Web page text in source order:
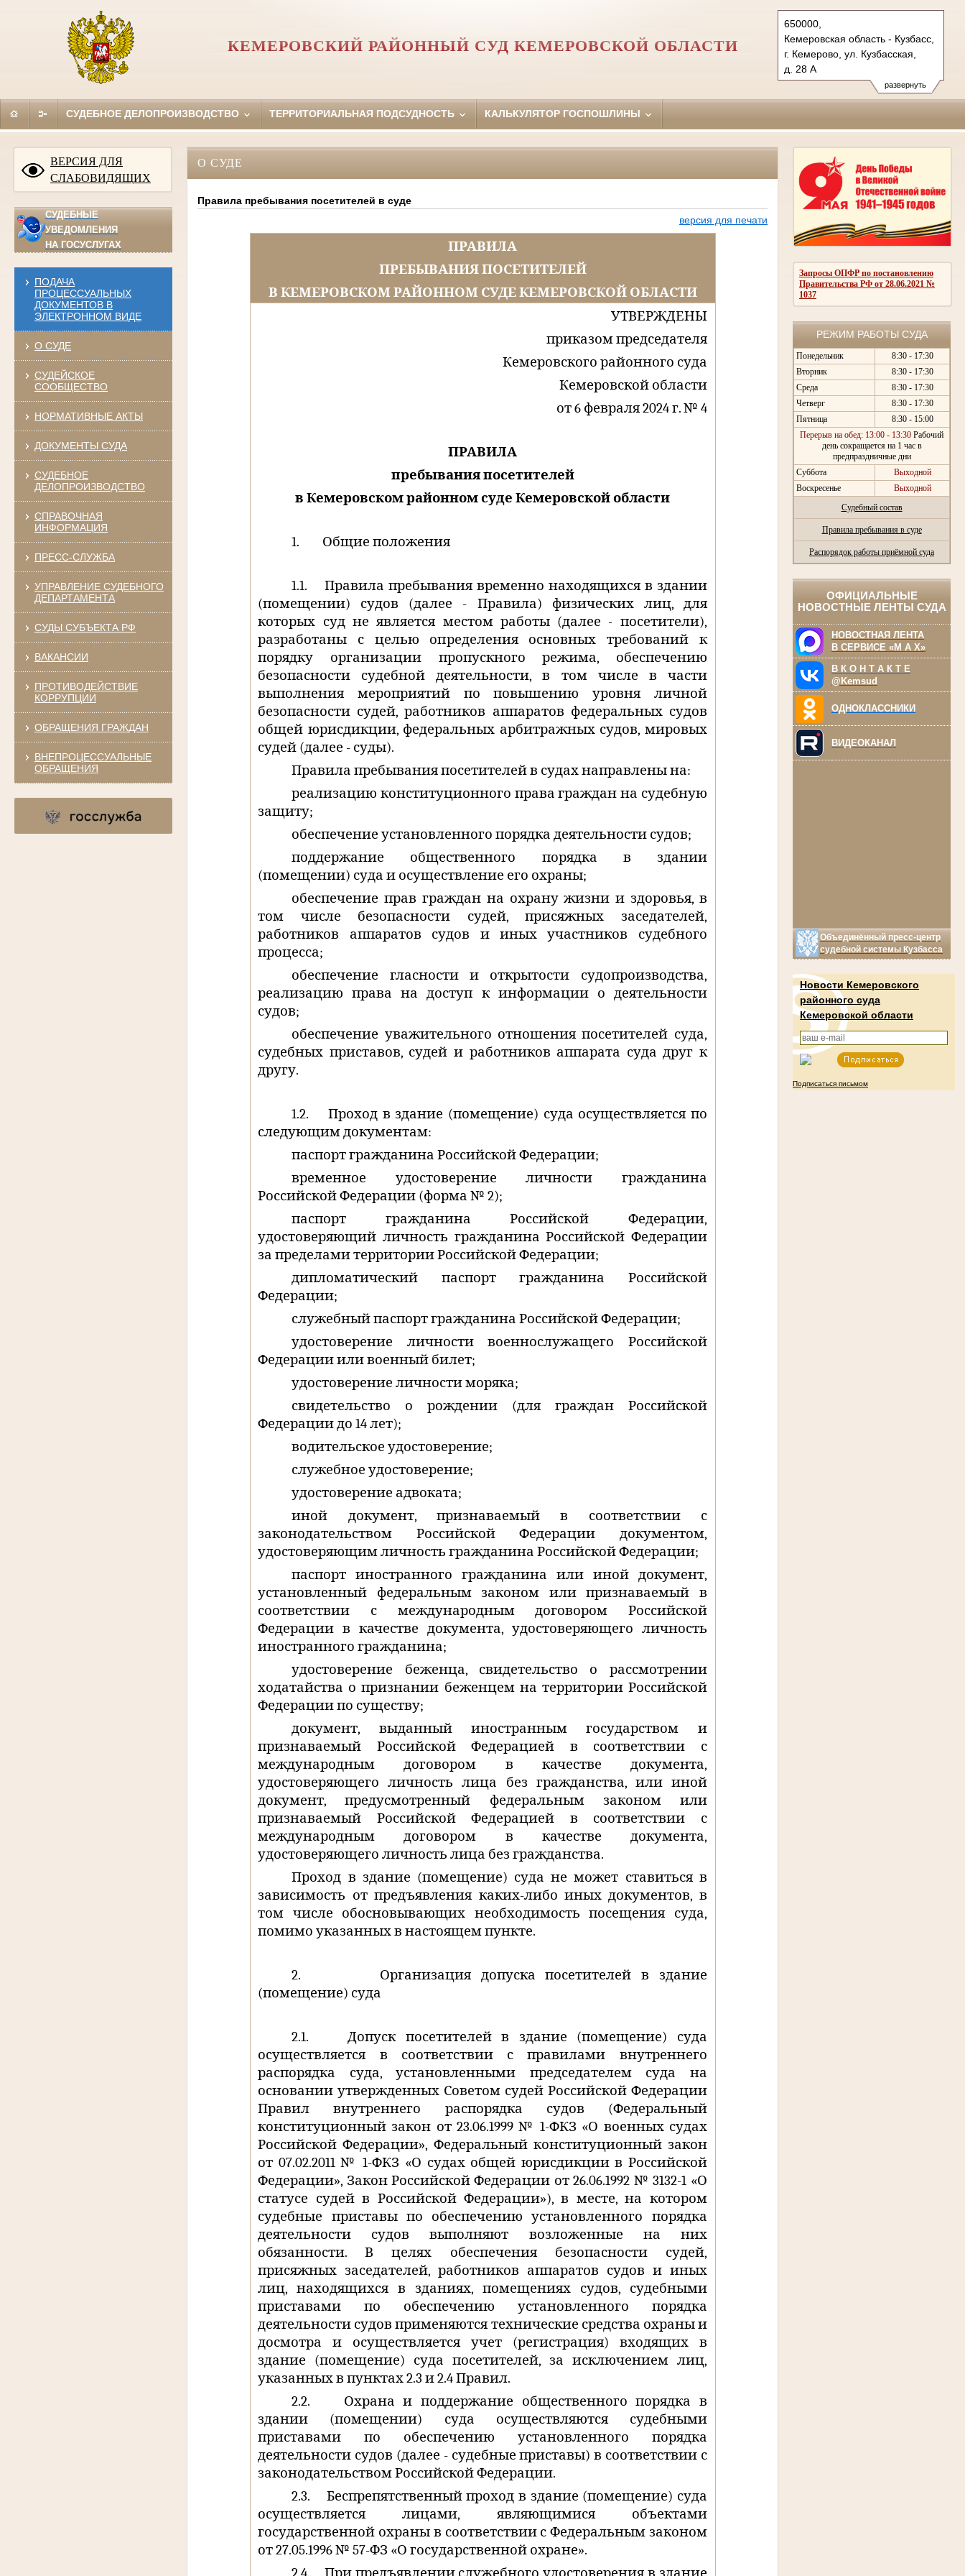
развернуть
650000,
Кемеровская область - Кузбасс,
г. Кемерово, ул. Кузбасская,
д. 28 А
Тел.: (3842) 75-61-43
kemerovsky.kmr@sudrf.ru
КЕМЕРОВСКИЙ РАЙОННЫЙ СУД КЕМЕРОВСКОЙ ОБЛАСТИ
СУДЕБНОЕ ДЕЛОПРОИЗВОДСТВО ТЕРРИТОРИАЛЬНАЯ ПОДСУДНОСТЬ КАЛЬКУЛЯТОР ГОСПОШЛИНЫ
ВЕРСИЯ ДЛЯ
СЛАБОВИДЯЩИХ
СУДЕБНЫЕ
УВЕДОМЛЕНИЯ
НА ГОСУСЛУГАХ
ПОДАЧА
ПРОЦЕССУАЛЬНЫХ
ДОКУМЕНТОВ В
ЭЛЕКТРОННОМ ВИДЕ
О СУДЕ
СУДЕЙСКОЕ
СООБЩЕСТВО
НОРМАТИВНЫЕ АКТЫ
ДОКУМЕНТЫ СУДА
СУДЕБНОЕ
ДЕЛОПРОИЗВОДСТВО
СПРАВОЧНАЯ
ИНФОРМАЦИЯ
ПРЕСС-СЛУЖБА
УПРАВЛЕНИЕ СУДЕБНОГО
ДЕПАРТАМЕНТА
СУДЫ СУБЪЕКТА РФ
ВАКАНСИИ
ПРОТИВОДЕЙСТВИЕ
КОРРУПЦИИ
ОБРАЩЕНИЯ ГРАЖДАН
ВНЕПРОЦЕССУАЛЬНЫЕ
ОБРАЩЕНИЯ
Запросы ОПФР по постановлению
Правительства РФ от 28.06.2021 №
1037
РЕЖИМ РАБОТЫ СУДА
Понедельник
8:30 - 17:30
Вторник
8:30 - 17:30
Среда
8:30 - 17:30
Четверг
8:30 - 17:30
Пятница
8:30 - 15:00
Перерыв на обед: 13:00 - 13:30 Рабочий
день сокращается на 1 час в
предпраздничные дни
Суббота
Выходной
Воскресенье
Выходной
Судебный состав
Правила пребывания в суде
Распорядок работы приёмной суда
ОФИЦИАЛЬНЫЕ
НОВОСТНЫЕ ЛЕНТЫ СУДА
НОВОСТНАЯ ЛЕНТА
В СЕРВИСЕ «M A X»
В К О Н Т А К Т Е
@Kemsud
ОДНОКЛАССНИКИ
ВИДЕОКАНАЛ
Объединённый пресс-центр
судебной системы Кузбасса
Новости Кемеровского
районного суда
Кемеровской области
Подписаться письмом
О СУДЕ
Правила пребывания посетителей в суде
версия для печати
ПРАВИЛА
ПРЕБЫВАНИЯ ПОСЕТИТЕЛЕЙ
В КЕМЕРОВСКОМ РАЙОННОМ СУДЕ КЕМЕРОВСКОЙ ОБЛАСТИ
УТВЕРЖДЕНЫ
приказом председателя
Кемеровского районного суда
Кемеровской области
от 6 февраля 2024 г. № 4
ПРАВИЛА
пребывания посетителей
в Кемеровском районном суде Кемеровской области
1. Общие положения
1.1.
Правила пребывания временно находящихся в здании
(помещении) судов (далее - Правила) физических лиц, для
которых суд не является местом работы (далее - посетители),
разработаны с целью определения основных требований к
порядку организации пропускного режима, обеспечению
безопасности судебной деятельности, в том числе в части
выполнения мероприятий по повышению уровня личной
безопасности судей, работников аппаратов федеральных судов
общей юрисдикции, федеральных арбитражных судов, мировых
судей (далее - суды).
Правила пребывания посетителей в судах направлены на:
реализацию конституционного права граждан на судебную
защиту;
обеспечение установленного порядка деятельности судов;
поддержание общественного порядка в здании
(помещении) суда и осуществление его охраны;
обеспечение прав граждан на охрану жизни и здоровья, в
том числе безопасности судей, присяжных заседателей,
работников аппаратов судов и иных участников судебного
процесса;
обеспечение гласности и открытости судопроизводства,
реализацию права на доступ к информации о деятельности
судов;
обеспечение уважительного отношения посетителей суда,
судебных приставов, судей и работников аппарата суда друг к
другу.
1.2.
Проход в здание (помещение) суда осуществляется по
следующим документам:
паспорт гражданина Российской Федерации;
временное удостоверение личности гражданина
Российской Федерации (форма № 2);
паспорт гражданина Российской Федерации,
удостоверяющий личность гражданина Российской Федерации
за пределами территории Российской Федерации;
дипломатический паспорт гражданина Российской
Федерации;
служебный паспорт гражданина Российской Федерации;
удостоверение личности военнослужащего Российской
Федерации или военный билет;
удостоверение личности моряка;
свидетельство о рождении (для граждан Российской
Федерации до 14 лет);
водительское удостоверение;
служебное удостоверение;
удостоверение адвоката;
иной документ, признаваемый в соответствии с
законодательством Российской Федерации документом,
удостоверяющим личность гражданина Российской Федерации;
паспорт иностранного гражданина или иной документ,
установленный федеральным законом или признаваемый в
соответствии с международным договором Российской
Федерации в качестве документа, удостоверяющего личность
иностранного гражданина;
удостоверение беженца, свидетельство о рассмотрении
ходатайства о признании беженцем на территории Российской
Федерации по существу;
документ, выданный иностранным государством и
признаваемый Российской Федерацией в соответствии с
международным договором в качестве документа,
удостоверяющего личность лица без гражданства, или иной
документ, предусмотренный федеральным законом или
признаваемый Российской Федерацией в соответствии с
международным договором в качестве документа,
удостоверяющего личность лица без гражданства.
Проход в здание (помещение) суда не может ставиться в
зависимость от предъявления каких-либо иных документов, в
том числе обосновывающих необходимость посещения суда,
помимо указанных в настоящем пункте.
2.
Организация допуска посетителей в здание
(помещение) суда
2.1.
Допуск посетителей в здание (помещение) суда
осуществляется в соответствии с правилами внутреннего
распорядка суда, установленными председателем суда на
основании утвержденных Советом судей Российской Федерации
Правил внутреннего распорядка судов (Федеральный
конституционный закон от 23.06.1999 № 1-ФКЗ «О военных судах
Российской Федерации», Федеральный конституционный закон
от 07.02.2011 № 1-ФКЗ «О судах общей юрисдикции в Российской
Федерации», Закон Российской Федерации от 26.06.1992 № 3132-1 «О
статусе судей в Российской Федерации»), в месте, на котором
судебные приставы по обеспечению установленного порядка
деятельности судов выполняют возложенные на них
обязанности. В целях обеспечения безопасности судей,
присяжных заседателей, работников аппаратов судов и иных
лиц, находящихся в зданиях, помещениях судов, судебными
приставами по обеспечению установленного порядка
деятельности судов применяются технические средства охраны и
досмотра и осуществляется учет (регистрация) входящих в
здание (помещение) суда посетителей, за исключением лиц,
указанных в пунктах 2.3 и 2.4 Правил.
2.2.
Охрана и поддержание общественного порядка в
здании (помещении) суда осуществляются судебными
приставами по обеспечению установленного порядка
деятельности судов (далее - судебные приставы) в соответствии с
законодательством Российской Федерации.
2.3.
Беспрепятственный проход в здание (помещение) суда
осуществляется лицами, являющимися объектами
государственной охраны в соответствии с Федеральным законом
от 27.05.1996 № 57-ФЗ «О государственной охране».